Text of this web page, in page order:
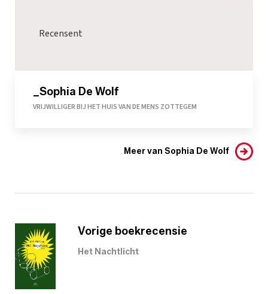
Recensent
_Sophia De Wolf
VRIJWILLIGER BIJ HET HUIS VAN DE MENS ZOTTEGEM
Meer van Sophia De Wolf
Vorige boekrecensie
Het Nachtlicht